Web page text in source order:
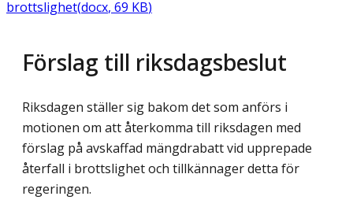
brottslighet(docx, 69 KB)
Förslag till riksdagsbeslut
Riksdagen ställer sig bakom det som anförs i
motionen om att återkomma till riksdagen med
förslag på avskaffad mängdrabatt vid upprepade
återfall i brottslighet och tillkännager detta för
regeringen.